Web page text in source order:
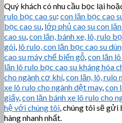
Quý khách có nhu cầu bọc lại
rulo bọc cao su: con lăn bọc cao
bọc cao su lớp phủ cao su con
cao su con lăn, bánh xe, lô, rulo
gói lô rulo, con lăn bọc cao su
cao su máy chế biến gỗ con lăn
lăn lô rulo bọc cao su kháng hóa
cho ngành cơ khí, con lăn, lô, rulo
xe lô rulo cho ngành dệt may, con
giấy, con lăn bánh xe lô rulo cho
hệ với chúng tôi , chúng tôi sẽ
hàng nhanh nhất.